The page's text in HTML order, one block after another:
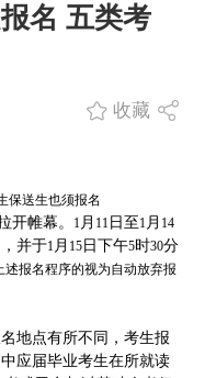
名 五类考
收藏
保送生也须报名
开帷幕。 1月 11日至 1月 14
并于1月 15日下午5时30分
报名程序的视为自动放弃报
地点有所不同，考生报
应届毕业考生在所就读